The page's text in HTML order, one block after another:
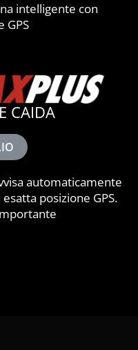
intelligente con
GPS
CAIDA
automaticamente
posizione GPS.